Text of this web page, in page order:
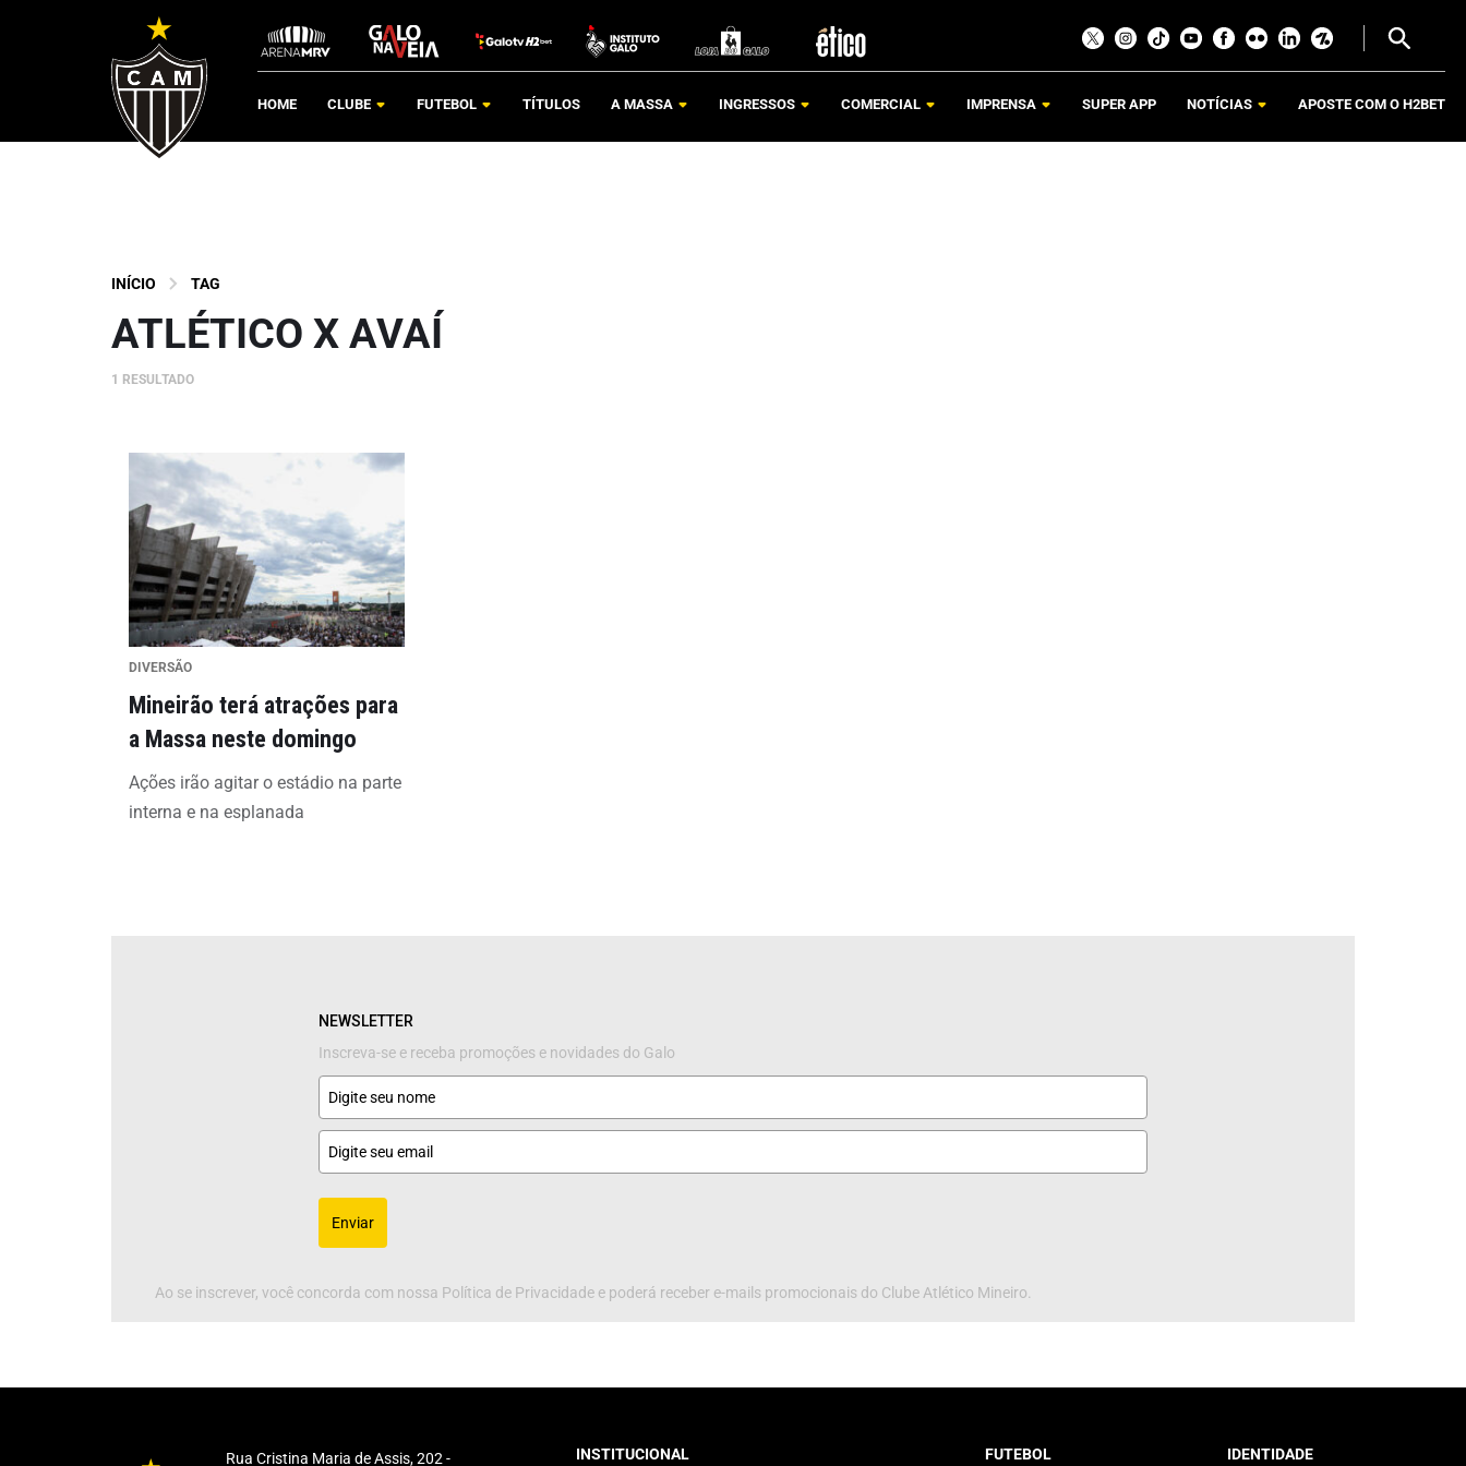
HOME CLUBE FUTEBOL TÍTULOS A MASSA INGRESSOS COMERCIAL IMPRENSA SUPER APP NOTÍCIAS APOSTE COM O H2BET
INÍCIO TAG
ATLÉTICO X AVAÍ
1 RESULTADO
DIVERSÃO
Mineirão terá atrações para
a Massa neste domingo
Ações irão agitar o estádio na parte
interna e na esplanada
NEWSLETTER
Inscreva-se e receba promoções e novidades do Galo
Enviar
Ao se inscrever, você concorda com nossa Política de Privacidade e poderá receber e-mails promocionais do Clube Atlético Mineiro.
Rua Cristina Maria de Assis, 202 - INSTITUCIONAL FUTEBOL IDENTIDADE